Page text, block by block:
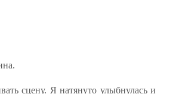
сцену. Я натянуто улыбнулась и